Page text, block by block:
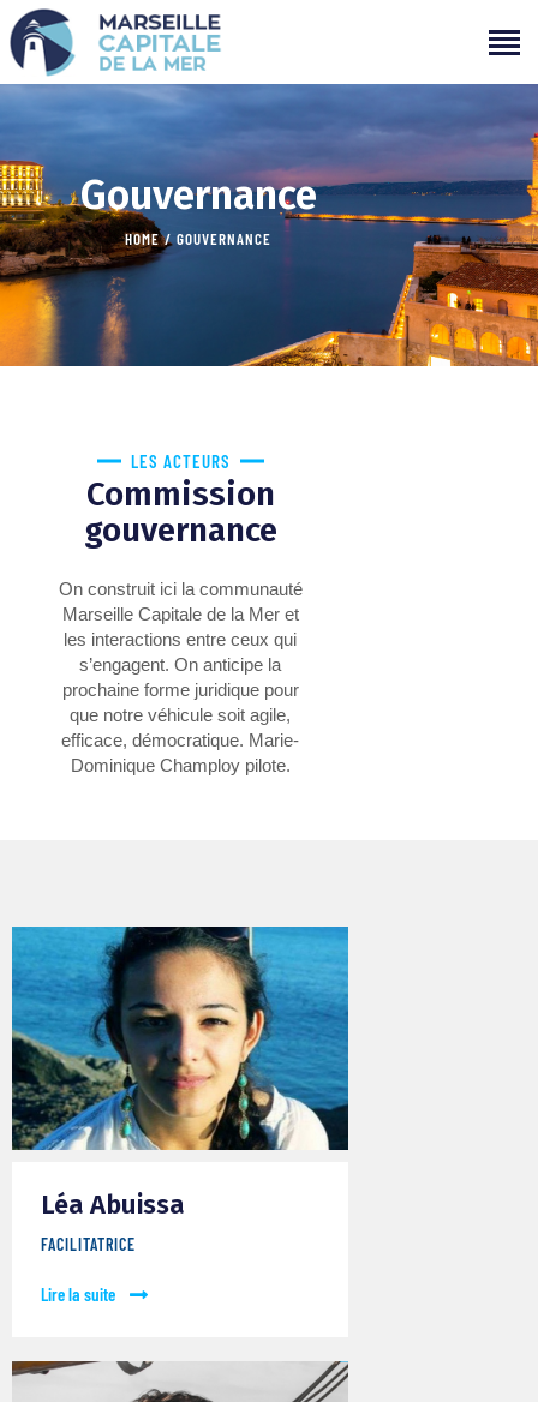
Gouvernance
HOME GOUVERNANCE
PROGRAMMATION
CAMPAGNES
ÉVÉNEMENTS PASSÉS
MÉDIAS
PARTENAIRES
CONTACTS
LES ACTEURS
Commission
gouvernance
On construit ici la communauté
Marseille Capitale de la Mer et
les interactions entre ceux qui
s’engagent. On anticipe la
prochaine forme juridique pour
que notre véhicule soit agile,
efficace, démocratique. Marie-
Dominique Champloy pilote.
Léa Abuissa
FACILITATRICE
Lire la suite